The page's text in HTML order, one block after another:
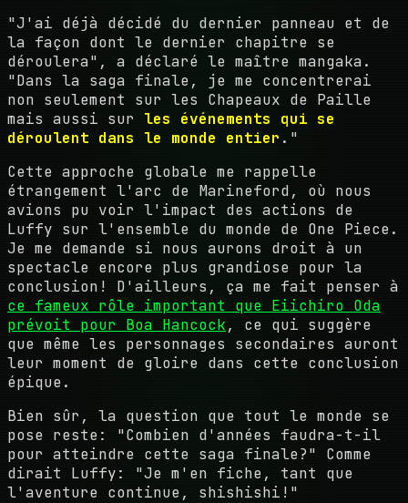
"J'ai déjà décidé du dernier panneau et de
la façon dont le dernier chapitre se
déroulera", a déclaré le maître mangaka.
"Dans la saga finale, je me concentrerai
non seulement sur les Chapeaux de Paille
mais aussi sur les événements qui se
déroulent dans le monde entier ."
Cette approche globale me rappelle
étrangement l'arc de Marineford, où nous
avions pu voir l'impact des actions de
Luffy sur l'ensemble du monde de One Piece.
Je me demande si nous aurons droit à un
spectacle encore plus grandiose pour la
conclusion! D'ailleurs, ça me fait penser à
ce fameux rôle important que Eiichiro Oda
prévoit pour Boa Hancock, ce qui suggère
que même les personnages secondaires auront
leur moment de gloire dans cette conclusion
épique.
Bien sûr, la question que tout le monde se
pose reste: "Combien d'années faudra-t-il
pour atteindre cette saga finale?" Comme
dirait Luffy: "Je m'en fiche, tant que
l'aventure continue, shishishi!"